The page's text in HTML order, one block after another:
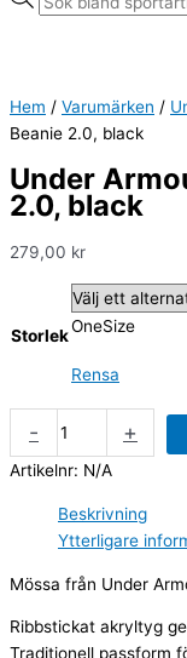
Hem / Varumärken /
Beanie 2.0, black
Under
2.0, black
279,00 kr
StorlekOneSize
Rensa
- +
Artikelnr: N/A
Beskrivning
Ytterligare
Mössa från Under
Ribbstickat akryltyg
Traditionell passform